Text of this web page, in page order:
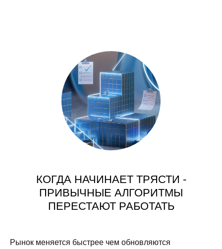
КОГДА НАЧИНАЕТ ТРЯСТИ -
ПРИВЫЧНЫЕ АЛГОРИТМЫ
ПЕРЕСТАЮТ РАБОТАТЬ
Рынок меняется быстрее чем обновляются